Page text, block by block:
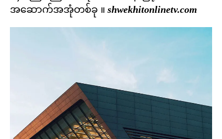
အဆောက်အအုံတစ်ခု ။ shwekhitonlinetv.com